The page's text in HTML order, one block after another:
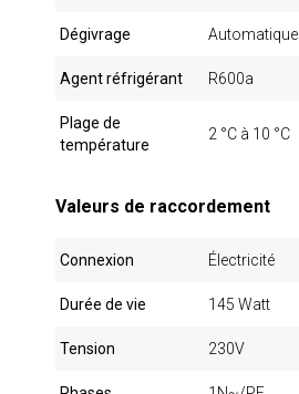
Dégivrage Automatique
Agent réfrigérant R600a
Plage de
température
2 °C à 10 °C
Valeurs de raccordement
Connexion Électricité
Durée de vie 145 Watt
Tension 230V